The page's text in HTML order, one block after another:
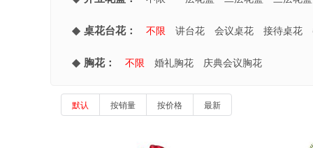
桌花台花： 不限 讲台花 会议桌花 接待桌花
胸花： 不限 婚礼胸花 庆典会议胸花
默认 按销量 按价格 最新